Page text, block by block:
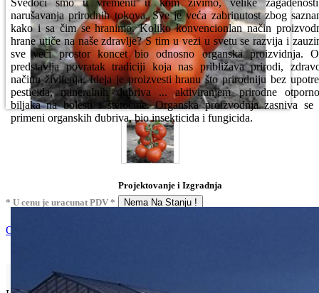
Svedoci smo u vremenu u kom živimo, velike
narušavanja prirodnih tokova. Sve je veća zabrinutost zbog
kako i sa čim se hranimo. Koliko konvencionlan način
hrane utiče na naše zdravlje? S tim u vezi u svetu se razvija i
sve veći prostor koncet bio odnosno organska proizvidnja.
predstavlja povratak tradiciji koja nas približava prirodi,
načinu življenja. Ideja je proizvesti hranu što prirodniju bez
pesticida, mineralnih đubriva ... aktiviranjem prirodne
biljaka na bolesti i štetočine. Organska proizvodnja zasniva se
primeni organskih đubriva, bio insekticida i fungicida.
Projektovanje i Izgradnja
* U cenu je uracunat PDV * Nema Na Stanju !
Ocenite i napišite preporuku
Isporuka Info